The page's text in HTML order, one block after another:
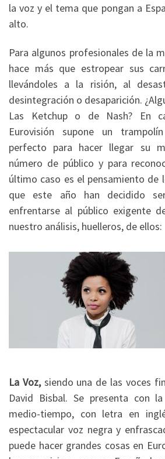
la voz y el tema que pongan a
alto.
Para algunos profesionales de la
hace más que estropear sus
llevándoles a la risión, al
desintegración o desaparición.
Las Ketchup o de Nash? En
Eurovisión supone un
perfecto para hacer llegar su
número de público y para
último caso es el pensamiento de
que este año han decidido
enfrentarse al público exigente
nuestro análisis, huelleros, de ellos:
La Voz,siendo una de las voces
David Bisbal. Se presenta con
medio-tiempo, con letra en
espectacular voz negra y
puede hacer grandes cosas en